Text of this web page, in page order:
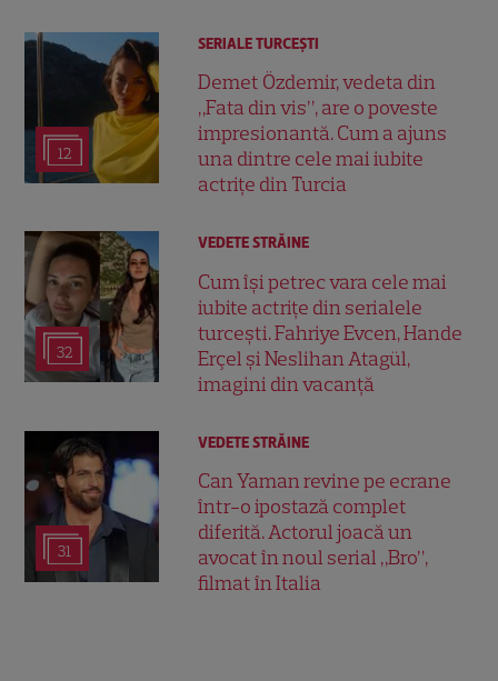
12
SERIALE TURCEŞTI
Demet Özdemir, vedeta din
„Fata din vis”, are o poveste
impresionantă. Cum a ajuns
una dintre cele mai iubite
actrițe din Turcia
32
VEDETE STRĂINE
Cum își petrec vara cele mai
iubite actrițe din serialele
turcești. Fahriye Evcen, Hande
Erçel și Neslihan Atagül,
imagini din vacanță
31
VEDETE STRĂINE
Can Yaman revine pe ecrane
într-o ipostază complet
diferită. Actorul joacă un
avocat în noul serial „Bro”,
filmat în Italia